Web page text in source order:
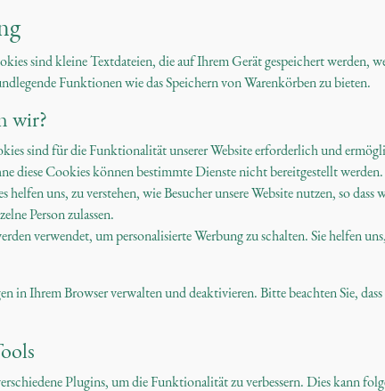
sind kleine Textdateien, die auf Ihrem Gerät gespeichert werden,
Funktionen wie das Speichern von Warenkörben zu bieten.
wir?
sind für die Funktionalität unserer Website erforderlich und
diese Cookies können bestimmte Dienste nicht bereitgestellt werden.
helfen uns, zu verstehen, wie Besucher unsere Website nutzen, so
Person zulassen.
verwendet, um personalisierte Werbung zu schalten. Sie helfen
in Ihrem Browser verwalten und deaktivieren. Bitte beachten Sie,
Plugins, um die Funktionalität zu verbessern. Dies kann